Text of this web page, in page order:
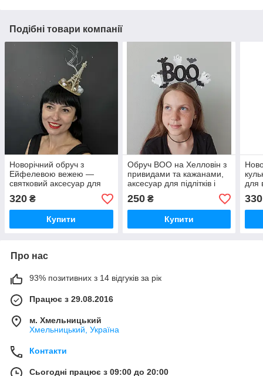
Подібні товари компанії
Новорічний обруч з
Ейфелевою вежею —
святковий аксесуар для
дорослих на корпоратив
чи новорічну вечірку
320 ₴
Купити
Обруч BOO на Хелловін з
привидами та кажанами,
аксесуар для підлітків і
дорослих на вечірку та
фотосесію
250₴
Купити
для
330
Про нас
93% позитивних з 14 відгуків за рік
Працює з 29.08.2016
м. Хмельницький
Хмельницький, Україна
Контакти
Сьогодні працює з 09:00 до 20:00